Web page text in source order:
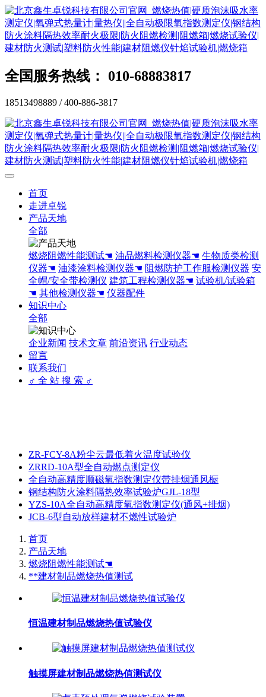
全国服务热线： 010-68883817
18513498889 / 400-886-3817
首页
走进卓锐
产品天地
全部
燃烧阻燃性能测试☚ 油品燃料检测仪器☚ 生物质类检测
仪器☚ 油漆涂料检测仪器☚ 阻燃防护工作服检测仪器 安
全帽/安全带检测仪 建筑工程检测仪器☚ 试验机/试验箱
☚ 其他检测仪器☚ 仪器配件
知识中心
全部
企业新闻 技术文章 前沿资讯 行业动态
留言
联系我们
♂ 全 站 搜 索 ♂
ZR-FCY-8A粉尘云最低着火温度试验仪
ZRRD-10A型全自动燃点测定仪
全自动高精度顺磁氧指数测定仪带排烟通风橱
钢结构防火涂料隔热效率试验炉GJL-18型
YZS-10A全自动高精度氧指数测定仪(通风+排烟)
JCB-6型自动放样建材不燃性试验炉
首页
产品天地
燃烧阻燃性能测试☚
**建材制品燃烧热值测试
恒温建材制品燃烧热值试验仪
触摸屏建材制品燃烧热值测试仪